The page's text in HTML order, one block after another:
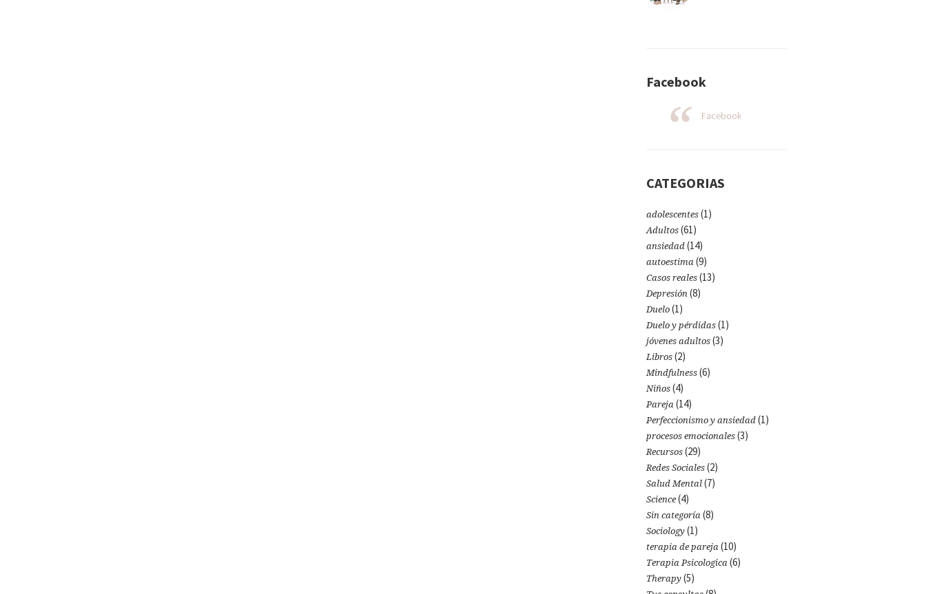
Facebook
Facebook
CATEGORIAS
adolescentes(1)
Adultos(61)
ansiedad(14)
autoestima(9)
Casos reales(13)
Depresión(8)
Duelo(1)
Duelo y pérdidas(1)
jóvenes adultos(3)
Libros(2)
Mindfulness(6)
Niños(4)
Pareja(14)
Perfeccionismo y ansiedad(1)
procesos emocionales(3)
Recursos(29)
Redes Sociales(2)
Salud Mental(7)
Science(4)
Sin categoría(8)
Sociology(1)
terapia de pareja(10)
Terapia Psicologica(6)
Therapy(5)